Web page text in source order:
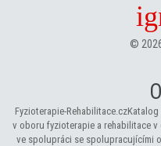
©
Fyzioterapie-Rehabilitace.czKatalog
v oboru fyzioterapie a rehabilitace v
ve spolupráci se spolupracujícími